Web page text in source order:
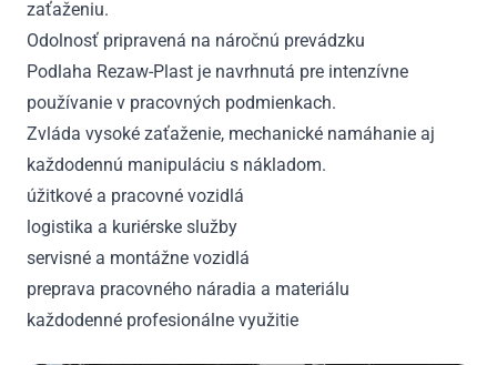
zaťaženiu.
Odolnosť pripravená na náročnú prevádzku
Podlaha Rezaw-Plast je navrhnutá pre intenzívne
používanie v pracovných podmienkach.
Zvláda vysoké zaťaženie, mechanické namáhanie aj
každodennú manipuláciu s nákladom.
úžitkové a pracovné vozidlá
logistika a kuriérske služby
servisné a montážne vozidlá
preprava pracovného náradia a materiálu
každodenné profesionálne využitie